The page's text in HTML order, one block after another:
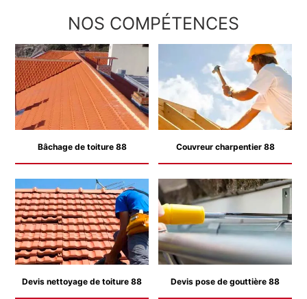
NOS COMPÉTENCES
Bâchage de toiture 88 Couvreur charpentier 88
Devis nettoyage de toiture 88 Devis pose de gouttière 88